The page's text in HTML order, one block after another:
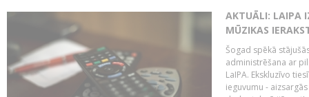
AKTUĀLI: LAIPA
MŪZIKAS
Šogad spēkā
administrēšana ar
LaIPA. Ekskluzīvo
ieguvumu -